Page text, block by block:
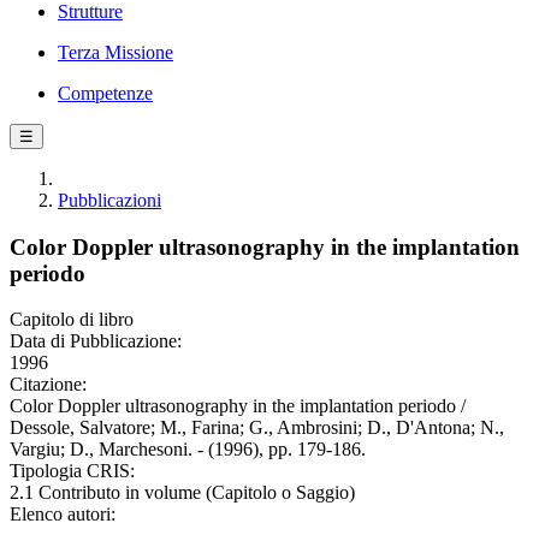
Strutture
Terza Missione
Competenze
☰
Pubblicazioni
Color Doppler ultrasonography in the implantation
periodo
Capitolo di libro
Data di Pubblicazione:
1996
Citazione:
Color Doppler ultrasonography in the implantation periodo /
Dessole, Salvatore; M., Farina; G., Ambrosini; D., D'Antona; N.,
Vargiu; D., Marchesoni. - (1996), pp. 179-186.
Tipologia CRIS:
2.1 Contributo in volume (Capitolo o Saggio)
Elenco autori: